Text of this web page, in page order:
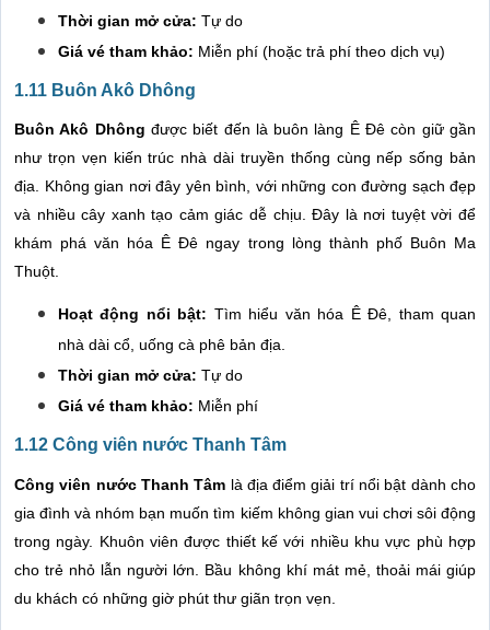
Thời gian mở cửa: Tự do
Giá vé tham khảo: Miễn phí (hoặc trả phí theo dịch vụ)
1.11 Buôn Akô Dhông
Buôn Akô Dhông được biết đến là buôn làng Ê Đê còn giữ gần
như trọn vẹn kiến trúc nhà dài truyền thống cùng nếp sống bản
địa. Không gian nơi đây yên bình, với những con đường sạch đẹp
và nhiều cây xanh tạo cảm giác dễ chịu. Đây là nơi tuyệt vời để
khám phá văn hóa Ê Đê ngay trong lòng thành phố Buôn Ma
Thuột.
Hoạt động nổi bật: Tìm hiểu văn hóa Ê Đê, tham quan
nhà dài cổ, uống cà phê bản địa.
Thời gian mở cửa: Tự do
Giá vé tham khảo: Miễn phí
1.12 Công viên nước Thanh Tâm
Công viên nước Thanh Tâm là địa điểm giải trí nổi bật dành cho
gia đình và nhóm bạn muốn tìm kiếm không gian vui chơi sôi động
trong ngày. Khuôn viên được thiết kế với nhiều khu vực phù hợp
cho trẻ nhỏ lẫn người lớn. Bầu không khí mát mẻ, thoải mái giúp
du khách có những giờ phút thư giãn trọn vẹn.